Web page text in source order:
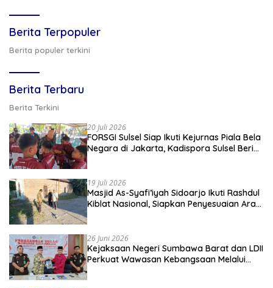
Berita Terpopuler
Berita populer terkini
Berita Terbaru
Berita Terkini
20 Juli 2026
FORSGI Sulsel Siap Ikuti Kejurnas Piala Bela
Negara di Jakarta, Kadispora Sulsel Beri
19 Juli 2026
Masjid As-Syafi’iyah Sidoarjo Ikuti Rashdul
Kiblat Nasional, Siapkan Penyesuaian Arah
26 Juni 2026
Kejaksaan Negeri Sumbawa Barat dan LDII
Perkuat Wawasan Kebangsaan Melalui